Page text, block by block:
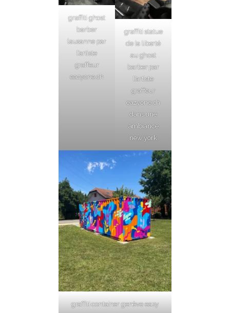
graffiti ghost
barber
lausanne par
l’artiste
graffeur
eazyone.ch
graffiti statue
de la liberté
au ghost
barber par
l’artiste
graffeur
eazyone.ch
dans une
ambiance
new york
graffiti container genève eazy